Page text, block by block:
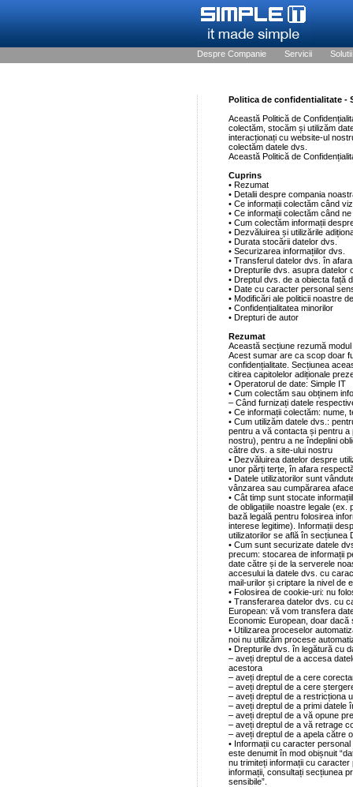
Despre Companie Servicii Solutii
Politica de confidentialitate -
Această Politică de
colectăm, stocăm și utilizăm
interacționați cu website-ul
colectăm datele dvs.
Această Politică de
Cuprins
• Rezumat
• Detalii despre compania
• Ce informații colectăm când
• Ce informații colectăm când
• Cum colectăm informații
• Dezvăluirea și utilizările
• Durata stocării datelor dvs.
• Securizarea informațiilor dvs.
• Transferul datelor dvs. în
• Drepturile dvs. asupra datelor
• Dreptul dvs. de a obiecta față
• Date cu caracter personal
• Modificări ale politicii noastre
• Confidențialitatea minorilor
• Drepturi de autor
Rezumat
Această secțiune rezumă
Acest sumar are ca scop doar
confidențialitate. Secțiunea
citirea capitolelor adiționale
• Operatorul de date: Simple IT
• Cum colectăm sau obținem
– Când furnizați datele
• Ce informații colectăm: nume,
• Cum utilizăm datele dvs.:
pentru a vă contacta și pentru
nostru), pentru a ne îndeplini
către dvs. a site-ului nostru
• Dezvăluirea datelor despre
unor părți terțe, în afara
• Datele utilizatorilor sunt
vânzarea sau cumpărarea
• Cât timp sunt stocate
de obligațiile noastre legale (ex.
bază legală pentru folosirea
interese legitime). Informații
utilizatorilor se află în secțiunea
• Cum sunt securizate datele
precum: stocarea de informații
date către și de la serverele
accesului la datele dvs. cu
mail-urilor și criptare la nivel de
• Folosirea de cookie-uri: nu
• Transferarea datelor dvs. cu
European: vă vom transfera
Economic European, doar dacă
• Utilizarea proceselor
noi nu utilizăm procese
• Drepturile dvs. în legătură cu
– aveți dreptul de a accesa
acestora
– aveți dreptul de a cere
– aveți dreptul de a cere
– aveți dreptul de a restricționa
– aveți dreptul de a primi datele
– aveți dreptul de a vă opune
– aveți dreptul de a vă retrage
– aveți dreptul de a apela către
• Informații cu caracter
este denumit în mod obișnuit
nu trimiteți informații cu
informații, consultați secțiunea
sensibile”.